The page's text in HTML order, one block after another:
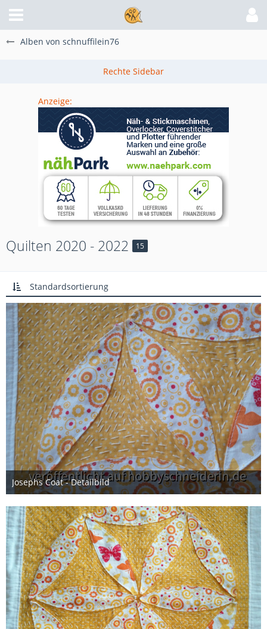
Alben von schnuffilein76
Anzeige:
Quilten 2020 - 2022 15
Standardsortierung
Josephs Coat - Detailbild
12. Mai 2020